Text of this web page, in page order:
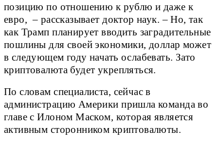
позицию по отношению к рублю и даже к
евро, – рассказывает доктор наук. – Но, так
как Трамп планирует вводить заградительные
пошлины для своей экономики, доллар может
в следующем году начать ослабевать. Зато
криптовалюта будет укрепляться.
По словам специалиста, сейчас в
администрацию Америки пришла команда во
главе с Илоном Маском, которая является
активным сторонником криптовалюты.